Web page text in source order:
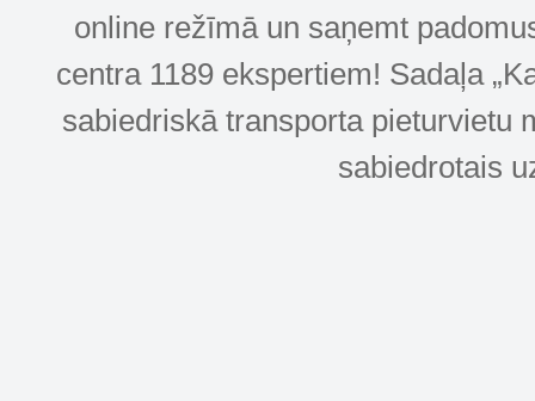
online režīmā un saņemt
centra 1189 ekspertiem! Sadaļa
sabiedriskā transporta pieturvietu
sabiedrotais